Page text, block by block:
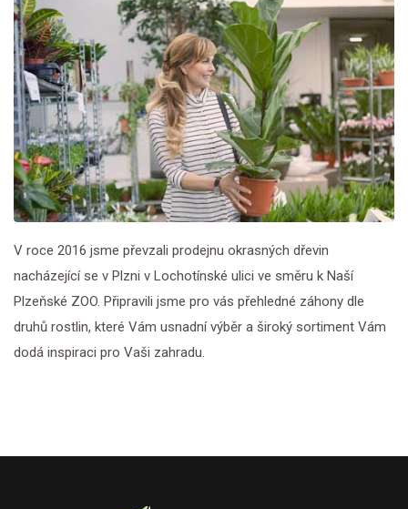
V roce 2016 jsme převzali prodejnu okrasných dřevin
nacházející se v Plzni v Lochotínské ulici ve směru k Naší
Plzeňské ZOO. Připravili jsme pro vás přehledné záhony dle
druhů rostlin, které Vám usnadní výběr a široký sortiment Vám
dodá inspiraci pro Vaši zahradu.